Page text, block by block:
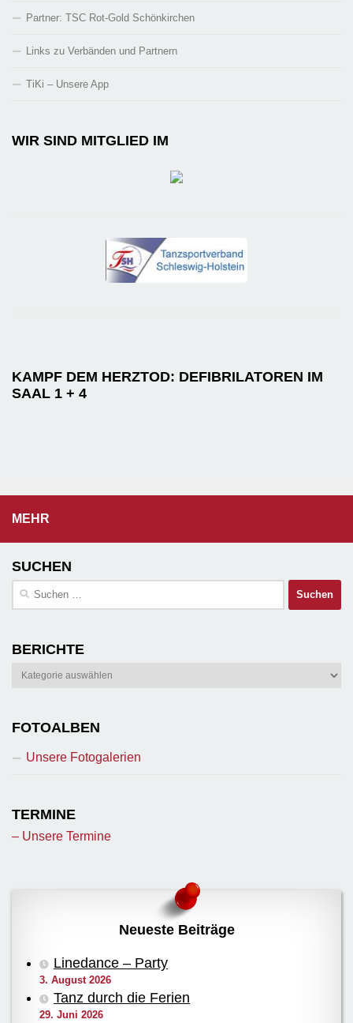
Partner: TSC Rot-Gold Schönkirchen
Links zu Verbänden und Partnern
TiKi – Unsere App
WIR SIND MITGLIED IM
KAMPF DEM HERZTOD: DEFIBRILATOREN IM
SAAL 1 + 4
MEHR
SUCHEN
Suchen
BERICHTE
Berichte
FOTOALBEN
Unsere Fotogalerien
TERMINE
– Unsere Termine
Neueste Beiträge
Linedance – Party
3. August 2026
Tanz durch die Ferien
29. Juni 2026